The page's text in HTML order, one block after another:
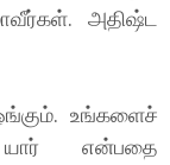
அதிஷ்ட
உங்களைச்
யார் என்பதை